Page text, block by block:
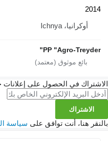
2014
أوكرانيا، Ichnya
PP "Agro-Treyder"
الاشتراك في الحصول على
الاشتراك
بالنقر هنا، أنت توافق على سياسة